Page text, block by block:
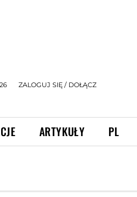
ZALOGUJ SIĘ / DOŁĄCZ
ARTYKUŁY PL